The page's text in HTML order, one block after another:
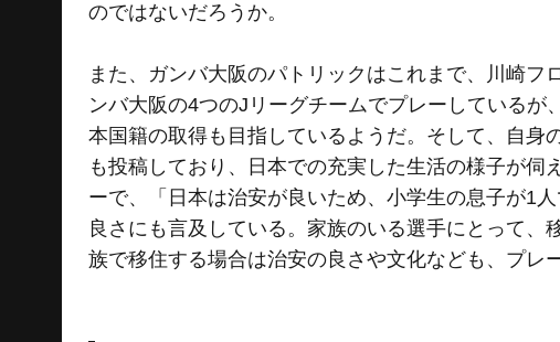
のではないだろうか。
また、ガンバ大阪のパトリックはこれまで、川崎
ンバ大阪の4つのJリーグチームでプレーしている
本国籍の取得も目指しているようだ。そして、自身
も投稿しており、日本での充実した生活の様子が
ーで、「日本は治安が良いため、小学生の息子が1
良さにも言及している。家族のいる選手にとって
族で移住する場合は治安の良さや文化なども、プレ